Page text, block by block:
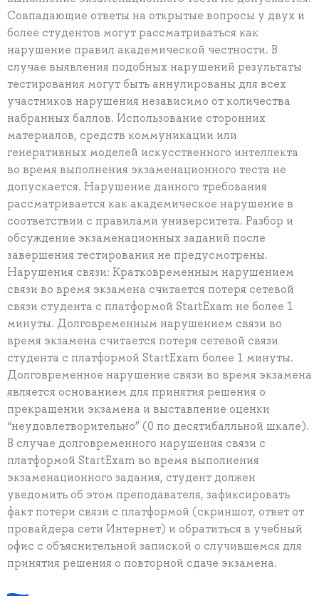
Совпадающие ответы на открытые вопросы у двух и
более студентов могут рассматриваться как
нарушение правил академической честности. В
случае выявления подобных нарушений результаты
тестирования могут быть аннулированы для всех
участников нарушения независимо от количества
набранных баллов. Использование сторонних
материалов, средств коммуникации или
генеративных моделей искусственного интеллекта
во время выполнения экзаменационного теста не
допускается. Нарушение данного требования
рассматривается как академическое нарушение в
соответствии с правилами университета. Разбор и
обсуждение экзаменационных заданий после
завершения тестирования не предусмотрены.
Нарушения связи: Кратковременным нарушением
связи во время экзамена считается потеря сетевой
связи студента с платформой StartExam не более 1
минуты. Долговременным нарушением связи во
время экзамена считается потеря сетевой связи
студента с платформой StartExam более 1 минуты.
Долговременное нарушение связи во время экзамена
является основанием для принятия решения о
прекращении экзамена и выставление оценки
“неудовлетворительно” (0 по десятибалльной шкале).
В случае долговременного нарушения связи с
платформой StartExam во время выполнения
экзаменационного задания, студент должен
уведомить об этом преподавателя, зафиксировать
факт потери связи с платформой (скриншот, ответ от
провайдера сети Интернет) и обратиться в учебный
офис с объяснительной запиской о случившемся для
принятия решения о повторной сдаче экзамена.